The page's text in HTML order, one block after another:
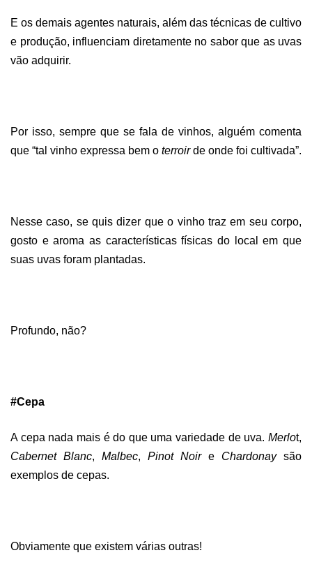
E os demais agentes naturais, além das técnicas de cultivo
e produção, influenciam diretamente no sabor que as uvas
vão adquirir.
Por isso, sempre que se fala de vinhos, alguém comenta
que “tal vinho expressa bem o terroirde onde foi cultivada”.
Nesse caso, se quis dizer que o vinho traz em seu corpo,
gosto e aroma as características físicas do local em que
suas uvas foram plantadas.
Profundo, não?
#Cepa
A cepa nada mais é do que uma variedade de uva. Merlot,
Cabernet Blanc, Malbec, Pinot Noire Chardonaysão
exemplos de cepas.
Obviamente que existem várias outras!